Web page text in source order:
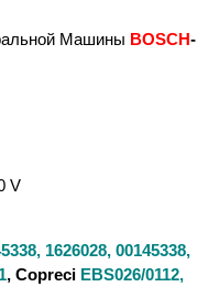
Машины BOSCH-
V
1626028, 00145338,
, Copreci EBS026/0112,